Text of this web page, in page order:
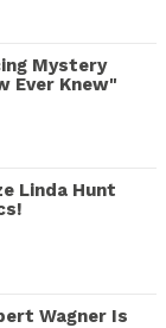
Mystery
Ever Knew"
Linda Hunt
Wagner Is